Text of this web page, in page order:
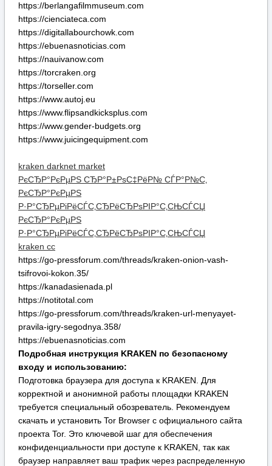
https://www.juicingequipment.com
kraken darknet market
РєСЂР°РєРµРЅ СЂР°Р±РѕС‡РёР№ СЃР°Р№С‚
РєСЂР°РєРµРЅ
Р·Р°СЂРµРіРёСЃС‚СЂРёСЂРѕРІР°С‚СЊСЃСЏ
РєСЂР°РєРµРЅ
Р·Р°СЂРµРіРёСЃС‚СЂРёСЂРѕРІР°С‚СЊСЃСЏ
kraken cc
https://go-pressforum.com/threads/kraken-onion-vash-
tsifrovoi-kokon.35/
https://notitotal.com
https://go-pressforum.com/threads/kraken-url-menyayet-
pravila-igry-segodnya.358/
https://ebuenasnoticias.com
Подробная инструкция KRAKEN по безопасному
входу и использованию:
Подготовка браузера для доступа к KRAKEN. Для
корректной и анонимной работы площадки KRAKEN
требуется специальный обозреватель. Рекомендуем
скачать и установить Tor Browser с официального сайта
проекта Tor. Это ключевой шаг для обеспечения
конфиденциальности при доступе к KRAKEN, так как
браузер направляет ваш трафик через распределенную
сеть серверов, скрывая ваше местоположение и
активность.
Запуск и подключение к сети для KRAKEN. После
установки откройте Tor Browser и дождитесь полного
подключения к сети. Иконка в верхней части окна
браузера покажет статус соединения. Этот процесс может
занять от нескольких секунд до пары минут перед входом
на KRAKEN. Убедитесь, что подключение установлено
успешно.
Переход на сайт KRAKEN. В адресной строке